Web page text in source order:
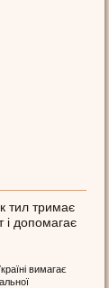
тил тримає
і допомагає
вимагає